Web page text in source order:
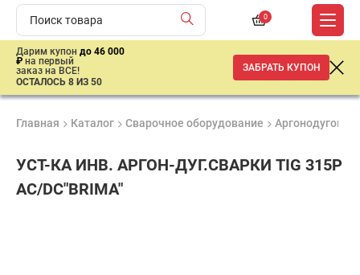
0
Дарим купон до 46 000
₽ на первый
заказ на ВСЕ!
ОСТАЛОСЬ 8 ИЗ 50
ЗАБРАТЬ КУПОН
Главная Каталог Сварочное оборудование Аргонодуговая
УСТ-КА ИНВ. АРГОН-ДУГ.СВАРКИ TIG 315P
AC/DC"BRIMA"